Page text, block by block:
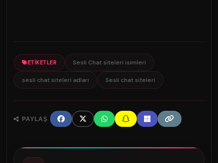
ETIKETLER Sesli Chat siteleri isimleri
sesli chat siteleri adları Sesli chat siteleri
PAYLAŞ